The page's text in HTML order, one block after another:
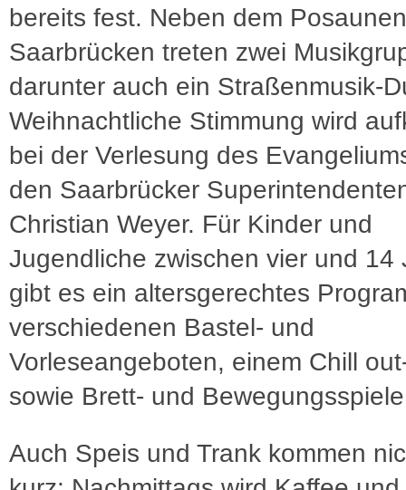
bereits fest. Neben dem
Saarbrücken treten zwei
darunter auch ein Straßenmusik-
Weihnachtliche Stimmung wird
bei der Verlesung des
den Saarbrücker
Christian Weyer. Für Kinder und
Jugendliche zwischen vier und 14
gibt es ein altersgerechtes
verschiedenen Bastel- und
Vorleseangeboten, einem Chill
sowie Brett- und
Auch Speis und Trank kommen